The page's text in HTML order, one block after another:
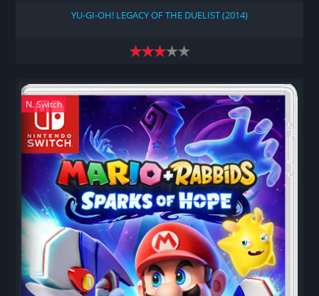
YU-GI-OH! LEGACY OF THE DUELIST (2014)
N. Switch